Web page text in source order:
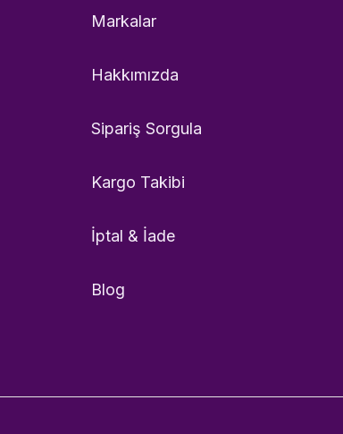
Markalar
Hakkımızda
Sipariş Sorgula
Kargo Takibi
İptal & İade
Blog